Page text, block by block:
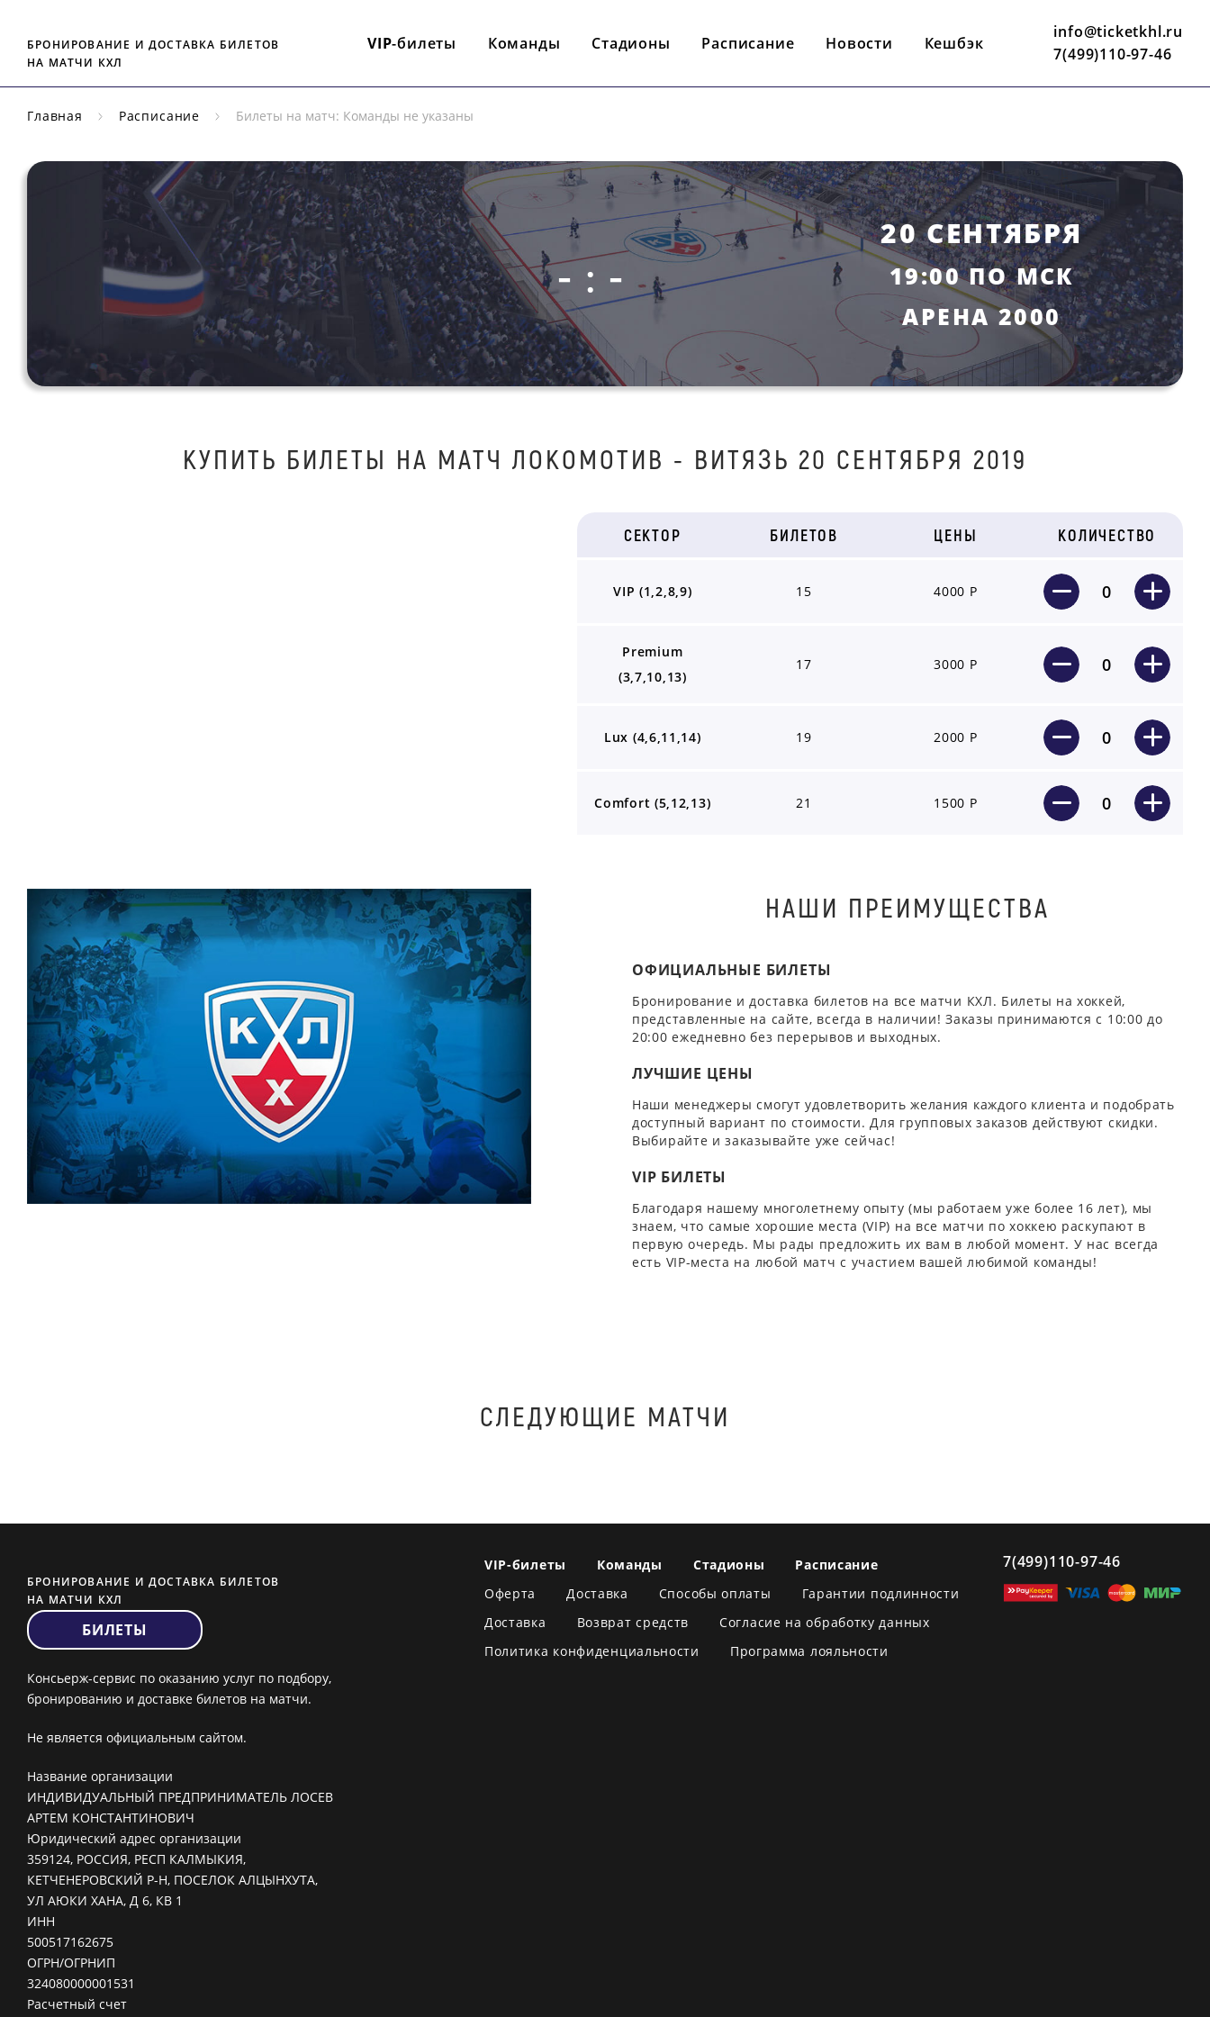
БРОНИРОВАНИЕ И ДОСТАВКА БИЛЕТОВ
НА МАТЧИ КХЛ
VIP-билеты Команды Стадионы Расписание Новости Кешбэк
info@ticketkhl.ru
7(499)110-97-46
Главная Расписание Билеты на матч: Команды не указаны
- : -
20 СЕНТЯБРЯ
19:00 ПО МСК
АРЕНА 2000
КУПИТЬ БИЛEТЫ НА МАТЧ ЛOКOМOТИВ - BИТЯЗЬ 20 СЕНТЯБРЯ 2019
СЕКТОР БИЛЕТОВ ЦЕНЫ КОЛИЧЕСТВО
VIP (1,2,8,9) 15 4000 Р 0
Premium
(3,7,10,13)
17 3000 Р 0
Lux (4,6,11,14) 19 2000 Р 0
Comfort (5,12,13) 21 1500 Р 0
НАШИ ПРЕИМУЩЕСТВА
ОФИЦИАЛЬНЫЕ БИЛЕТЫ
Бронирование и доставка билетов на все матчи КХЛ. Билеты на хоккей,
представленные на сайте, всегда в наличии! Заказы принимаются с 10:00 до
20:00 ежедневно без перерывов и выходных.
ЛУЧШИЕ ЦЕНЫ
Наши менеджеры смогут удовлетворить желания каждого клиента и подобрать
доступный вариант по стоимости. Для групповых заказов действуют скидки.
Выбирайте и заказывайте уже сейчас!
VIP БИЛЕТЫ
Благодаря нашему многолетнему опыту (мы работаем уже более 16 лет), мы
знаем, что самые хорошие места (VIP) на все матчи по хоккею раскупают в
первую очередь. Мы рады предложить их вам в любой момент. У нас всегда
есть VIP-места на любой матч с участием вашей любимой команды!
СЛЕДУЮЩИЕ МАТЧИ
БРОНИРОВАНИЕ И ДОСТАВКА БИЛЕТОВ
НА МАТЧИ КХЛ
БИЛЕТЫ
Консьерж-сервис по оказанию услуг по подбору,
бронированию и доставке билетов на матчи.
Не является официальным сайтом.
Название организации
ИНДИВИДУАЛЬНЫЙ ПРЕДПРИНИМАТЕЛЬ ЛОСЕВ
АРТЕМ КОНСТАНТИНОВИЧ
Юридический адрес организации
359124, РОССИЯ, РЕСП КАЛМЫКИЯ,
КЕТЧЕНЕРОВСКИЙ Р-Н, ПОСЕЛОК АЛЦЫНХУТА,
УЛ АЮКИ ХАНА, Д 6, КВ 1
ИНН
500517162675
ОГРН/ОГРНИП
324080000001531
Расчетный счет
VIP-билеты Команды Стадионы
Расписание
Оферта
Доставка Способы оплаты
Гарантии подлинности
Доставка
Возврат средств
Согласие на обработку данных
Политика конфиденциальности
Программа лояльности
7(499)110-97-46